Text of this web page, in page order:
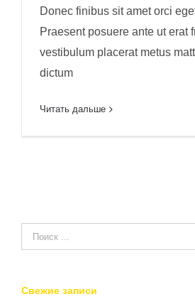
Donec finibus sit amet orci
Praesent posuere ante ut erat
vestibulum placerat metus
dictum
Читать дальше
Результат
поиска:
Свежие записи